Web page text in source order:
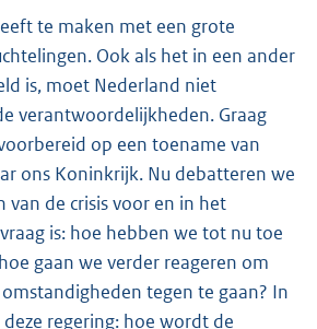
te maken met een grote
Ook als het in een ander
is, moet Nederland niet
verantwoordelijkheden. Graag
op een toename van
ons Koninkrijk. Nu debatteren we
van de crisis voor en in het
is: hoe hebben we tot nu toe
gaan we verder reageren om
tegen te gaan? In
regering: hoe wordt de